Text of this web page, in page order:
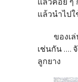
แล้วนำไป
ของเล่น
เช่นกัน ....
ลูกยาง